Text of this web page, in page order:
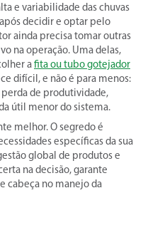
e variabilidade das chuvas
decidir e optar pelo
ainda precisa tomar outras
na operação. Uma delas,
afita ou tubo gotejador
difícil, e não é para menos:
de produtividade,
útil menor do sistema.
melhor. O segredo é
específicas da sua
global de produtos e
na decisão, garante
cabeça no manejo da